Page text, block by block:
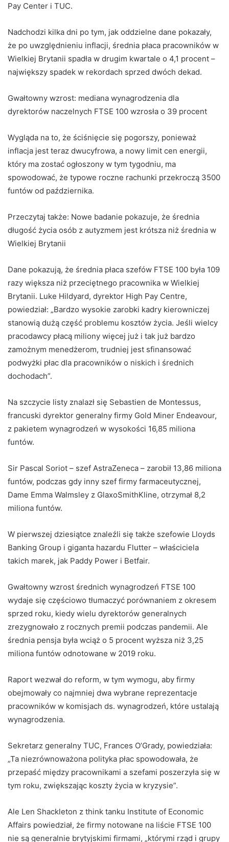
Pay Center i TUC.
Nadchodzi kilka dni po tym, jak oddzielne dane pokazały,
że po uwzględnieniu inflacji, średnia płaca pracowników w
Wielkiej Brytanii spadła w drugim kwartale o 4,1 procent – ​​
największy spadek w rekordach sprzed dwóch dekad.
Gwałtowny wzrost: mediana wynagrodzenia dla
dyrektorów naczelnych FTSE 100 wzrosła o 39 procent
Wygląda na to, że ściśnięcie się pogorszy, ponieważ
inflacja jest teraz dwucyfrowa, a nowy limit cen energii,
który ma zostać ogłoszony w tym tygodniu, ma
spowodować, że typowe roczne rachunki przekroczą 3500
funtów od października.
Przeczytaj także: Nowe badanie pokazuje, że średnia
długość życia osób z autyzmem jest krótsza niż średnia w
Wielkiej Brytanii
Dane pokazują, że średnia płaca szefów FTSE 100 była 109
razy większa niż przeciętnego pracownika w Wielkiej
Brytanii. Luke Hildyard, dyrektor High Pay Centre,
powiedział: „Bardzo wysokie zarobki kadry kierowniczej
stanowią dużą część problemu kosztów życia. Jeśli wielcy
pracodawcy płacą miliony więcej już i tak już bardzo
zamożnym menedżerom, trudniej jest sfinansować
podwyżki płac dla pracowników o niskich i średnich
dochodach”.
Na szczycie listy znalazł się Sebastien de Montessus,
francuski dyrektor generalny firmy Gold Miner Endeavour,
z pakietem wynagrodzeń w wysokości 16,85 miliona
funtów.
Sir Pascal Soriot – szef AstraZeneca – zarobił 13,86 miliona
funtów, podczas gdy inny szef firmy farmaceutycznej,
Dame Emma Walmsley z GlaxoSmithKline, otrzymał 8,2
miliona funtów.
W pierwszej dziesiątce znaleźli się także szefowie Lloyds
Banking Group i giganta hazardu Flutter – właściciela
takich marek, jak Paddy Power i Betfair.
Gwałtowny wzrost średnich wynagrodzeń FTSE 100
wydaje się częściowo tłumaczyć porównaniem z okresem
sprzed roku, kiedy wielu dyrektorów generalnych
zrezygnowało z rocznych premii podczas pandemii. Ale
średnia pensja była wciąż o 5 procent wyższa niż 3,25
miliona funtów odnotowane w 2019 roku.
Raport wezwał do reform, w tym wymogu, aby firmy
obejmowały co najmniej dwa wybrane reprezentacje
pracowników w komisjach ds. wynagrodzeń, które ustalają
wynagrodzenia.
Sekretarz generalny TUC, Frances O’Grady, powiedziała:
„Ta niezrównoważona polityka płac spowodowała, że ​​
przepaść między pracownikami a szefami poszerzyła się w
tym roku, zwiększając koszty życia w kryzysie”.
Ale Len Shackleton z think tanku Institute of Economic
Affairs powiedział, że firmy notowane na liście FTSE 100
nie są generalnie brytyjskimi firmami, „którymi rząd i grupy